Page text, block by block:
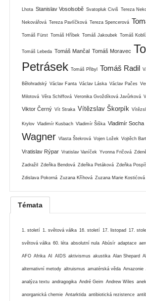
Lhota Stanislav Vosolsobě Svatopluk Civiš Tereza
Nekovářová Tereza Pavlíčková Tereza Spencerová
Tomáš Fürst Tomáš Hříbek Tomáš Jakoubek Tomáš
Tomáš Lebeda Tomáš Mančal Tomáš Moravec
Petrásek Tomáš Přibyl Tomáš Radil
Bělohradský Václav Fanta Václav Láska Václav Pačes
Milotová Věra Schiffová Veronika Gvoždíková Javůrková
Viktor Černý Vít Straka Vítězslav Škorpík
Krylov Vladimír Kusbach Vladimír Šiška Vladimír Socha
Wagner Vlasta Štekrová Vojen Ložek Vojtěch
Vratislav Rýpar Vratislav Vaníček Yvonna Fričová
Zadražil Zdeňka Bendová Zdeňka Petáková Zdeňka
Zdislava Pokorná Zuzana Kříhová Zuzana Marie Kostićová
Témata
1. století 1. světová válka 16. století 17. listopad 17.
světová válka 60. léta absolutní nula Abúsír adaptace
AFO Afrika AI AIDS aktivismus akustika Alan Shepard
alternativní metody altruismus amatérská věda Amazonie
analýza textu andragogika André Geim Andrew Wiles
anorganická chemie Antarktida antibiotická rezistence